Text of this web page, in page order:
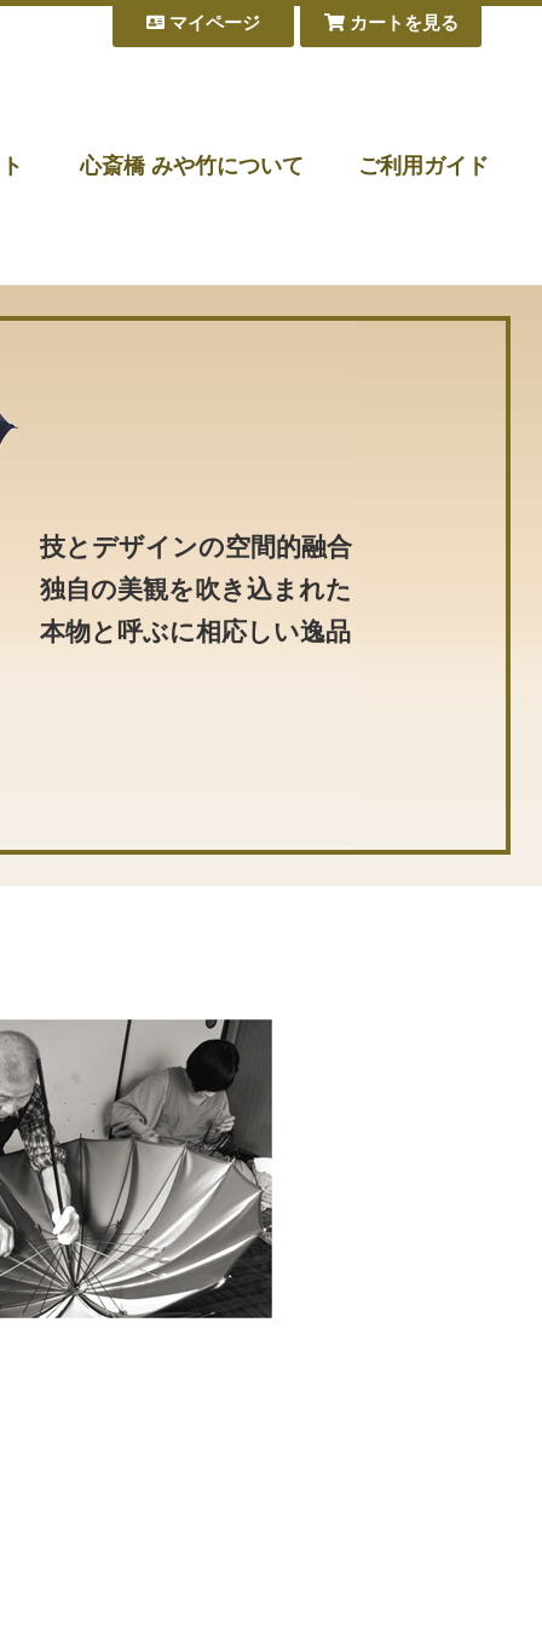
心斎橋 みや竹について ご利用ガイド
カートを見る
マイページ
技とデザインの空間的融合
独自の美観を吹き込まれた
本物と呼ぶに相応しい逸品